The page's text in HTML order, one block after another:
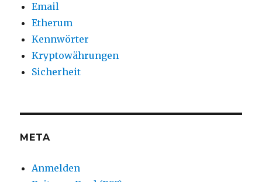
Email
Etherum
Kennwörter
Kryptowährungen
Sicherheit
META
Anmelden